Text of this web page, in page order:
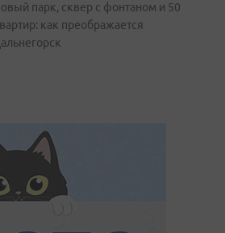
парк, сквер с фонтаном и 50
как преображается